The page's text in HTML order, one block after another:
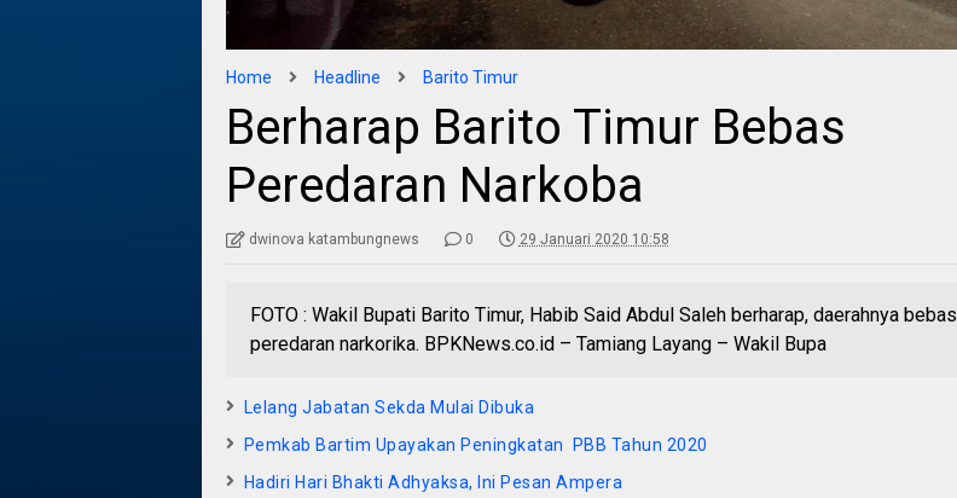
Home Headline Barito Timur
Berharap Barito Timur Bebas
Peredaran Narkoba
dwinova katambungnews 0 29 Januari 2020 10:58
FOTO : Wakil Bupati Barito Timur, Habib Said Abdul Saleh berharap, daerahnya bebas
peredaran narkorika. BPKNews.co.id – Tamiang Layang – Wakil Bupa
Lelang Jabatan Sekda Mulai Dibuka
Pemkab Bartim Upayakan Peningkatan PBB Tahun 2020
Hadiri Hari Bhakti Adhyaksa, Ini Pesan Ampera